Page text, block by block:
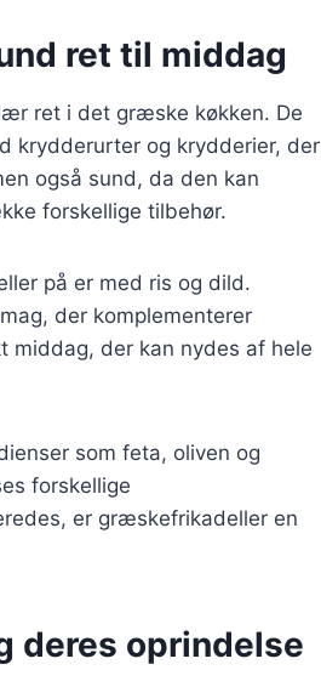
ret til middag
ret i det græske køkken. De
krydderurter og krydderier, der
også sund, da den kan
forskellige tilbehør.
på er med ris og dild.
der komplementerer
middag, der kan nydes af hele
som feta, oliven og
forskellige
er græskefrikadeller en
deres oprindelse